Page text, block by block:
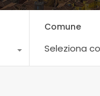
Comune
Seleziona